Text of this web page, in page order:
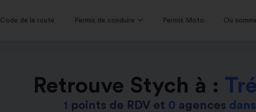
Code de la route Permis de conduire Permis Moto Où
Retrouve Stych à :
1 points de RDV et 0 agences